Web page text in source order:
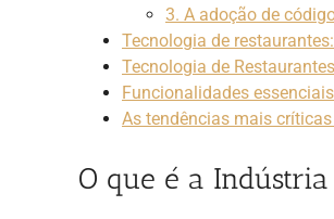
3. A adoção de
Tecnologia de
Tecnologia de
Funcionalidades
As tendências mais
O que é a Indústria